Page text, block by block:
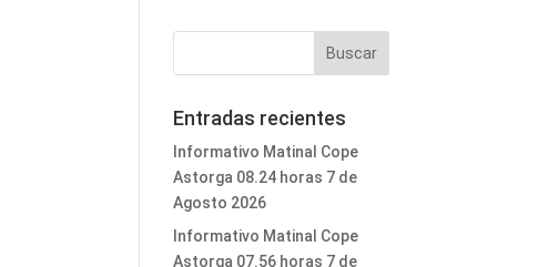
Entradas recientes
Informativo Matinal Cope
Astorga 08.24 horas 7 de
Agosto 2026
Informativo Matinal Cope
Astorga 07.56 horas 7 de